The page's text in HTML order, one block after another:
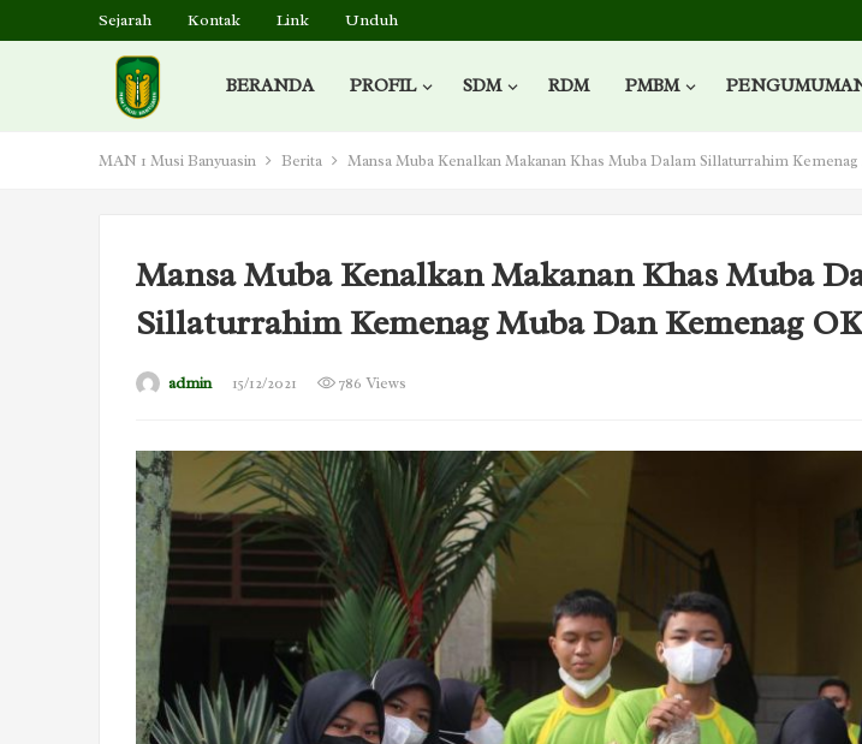
Sejarah Kontak Link Unduh
BERANDA PROFIL SDM RDM PMBM
MAN 1 Musi Banyuasin Berita Mansa Muba Kenalkan Makanan Khas Muba Dalam Sillaturrahim
Mansa Muba Kenalkan Makanan Khas Muba
Sillaturrahim Kemenag Muba Dan Kemenag
admin 15/12/2021 786 Views